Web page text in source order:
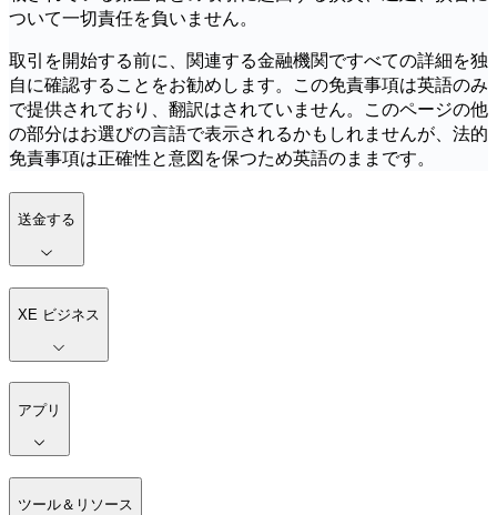
ついて一切責任を負いません。
取引を開始する前に、関連する金融機関ですべての詳細を独
自に確認することをお勧めします。この免責事項は英語のみ
で提供されており、翻訳はされていません。このページの他
の部分はお選びの言語で表示されるかもしれませんが、法的
免責事項は正確性と意図を保つため英語のままです。
送金する
XE ビジネス
アプリ
ツール＆リソース